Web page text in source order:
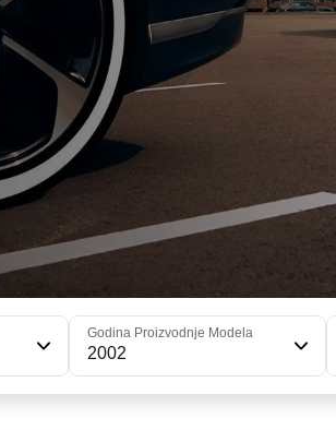
Godina Proizvodnje Modela
2002